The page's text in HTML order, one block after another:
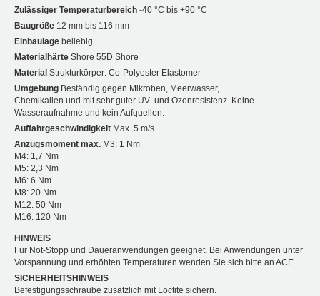
Zulässiger Temperaturbereich -40 °C bis +90 °C
Baugröße 12 mm bis 116 mm
Einbaulage beliebig
Materialhärte Shore 55D Shore
Material Strukturkörper: Co-Polyester Elastomer
Umgebung Beständig gegen Mikroben, Meerwasser,
Chemikalien und mit sehr guter UV- und Ozonresistenz. Keine
Wasseraufnahme und kein Aufquellen.
Auffahrgeschwindigkeit Max. 5 m/s
Anzugsmoment max. M3: 1 Nm
M4: 1,7 Nm
M5: 2,3 Nm
M6: 6 Nm
M8: 20 Nm
M12: 50 Nm
M16: 120 Nm
HINWEIS
Für Not-Stopp und Daueranwendungen geeignet. Bei Anwendungen unter
Vorspannung und erhöhten Temperaturen wenden Sie sich bitte an ACE.
SICHERHEITSHINWEIS
Befestigungsschraube zusätzlich mit Loctite sichern.